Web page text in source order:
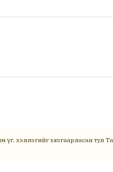
хэллэгийг хязгаарласан тул